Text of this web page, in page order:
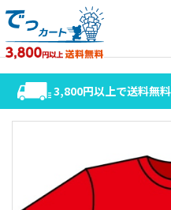
3,800円以上で送料無